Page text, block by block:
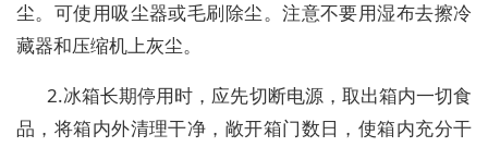
尘。可使用吸尘器或毛刷除尘。注意不要用湿布去擦冷
藏器和压缩机上灰尘。
2.冰箱长期停用时，应先切断电源，取出箱内一切食
品，将箱内外清理干净，敞开箱门数日，使箱内充分干